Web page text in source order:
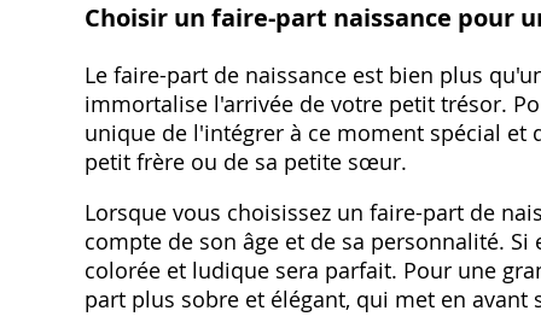
Choisir un faire-part naissance pour
Le faire-part de naissance est bien plus
immortalise l'arrivée de votre petit trésor.
unique de l'intégrer à ce moment spécial
petit frère ou de sa petite sœur.
Lorsque vous choisissez un faire-part de
compte de son âge et de sa personnalité.
colorée et ludique sera parfait. Pour une
part plus sobre et élégant‚ qui met en